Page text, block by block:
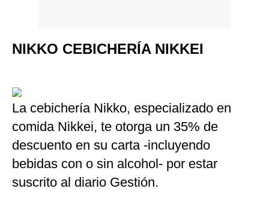
NIKKO CEBICHERÍA NIKKEI
La cebichería Nikko, especializado en
comida Nikkei, te otorga un 35% de
descuento en su carta -incluyendo
bebidas con o sin alcohol- por estar
suscrito al diario Gestión.